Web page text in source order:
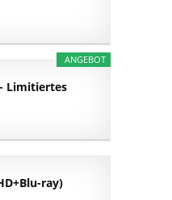
ANGEBOT
Limitiertes
ray)